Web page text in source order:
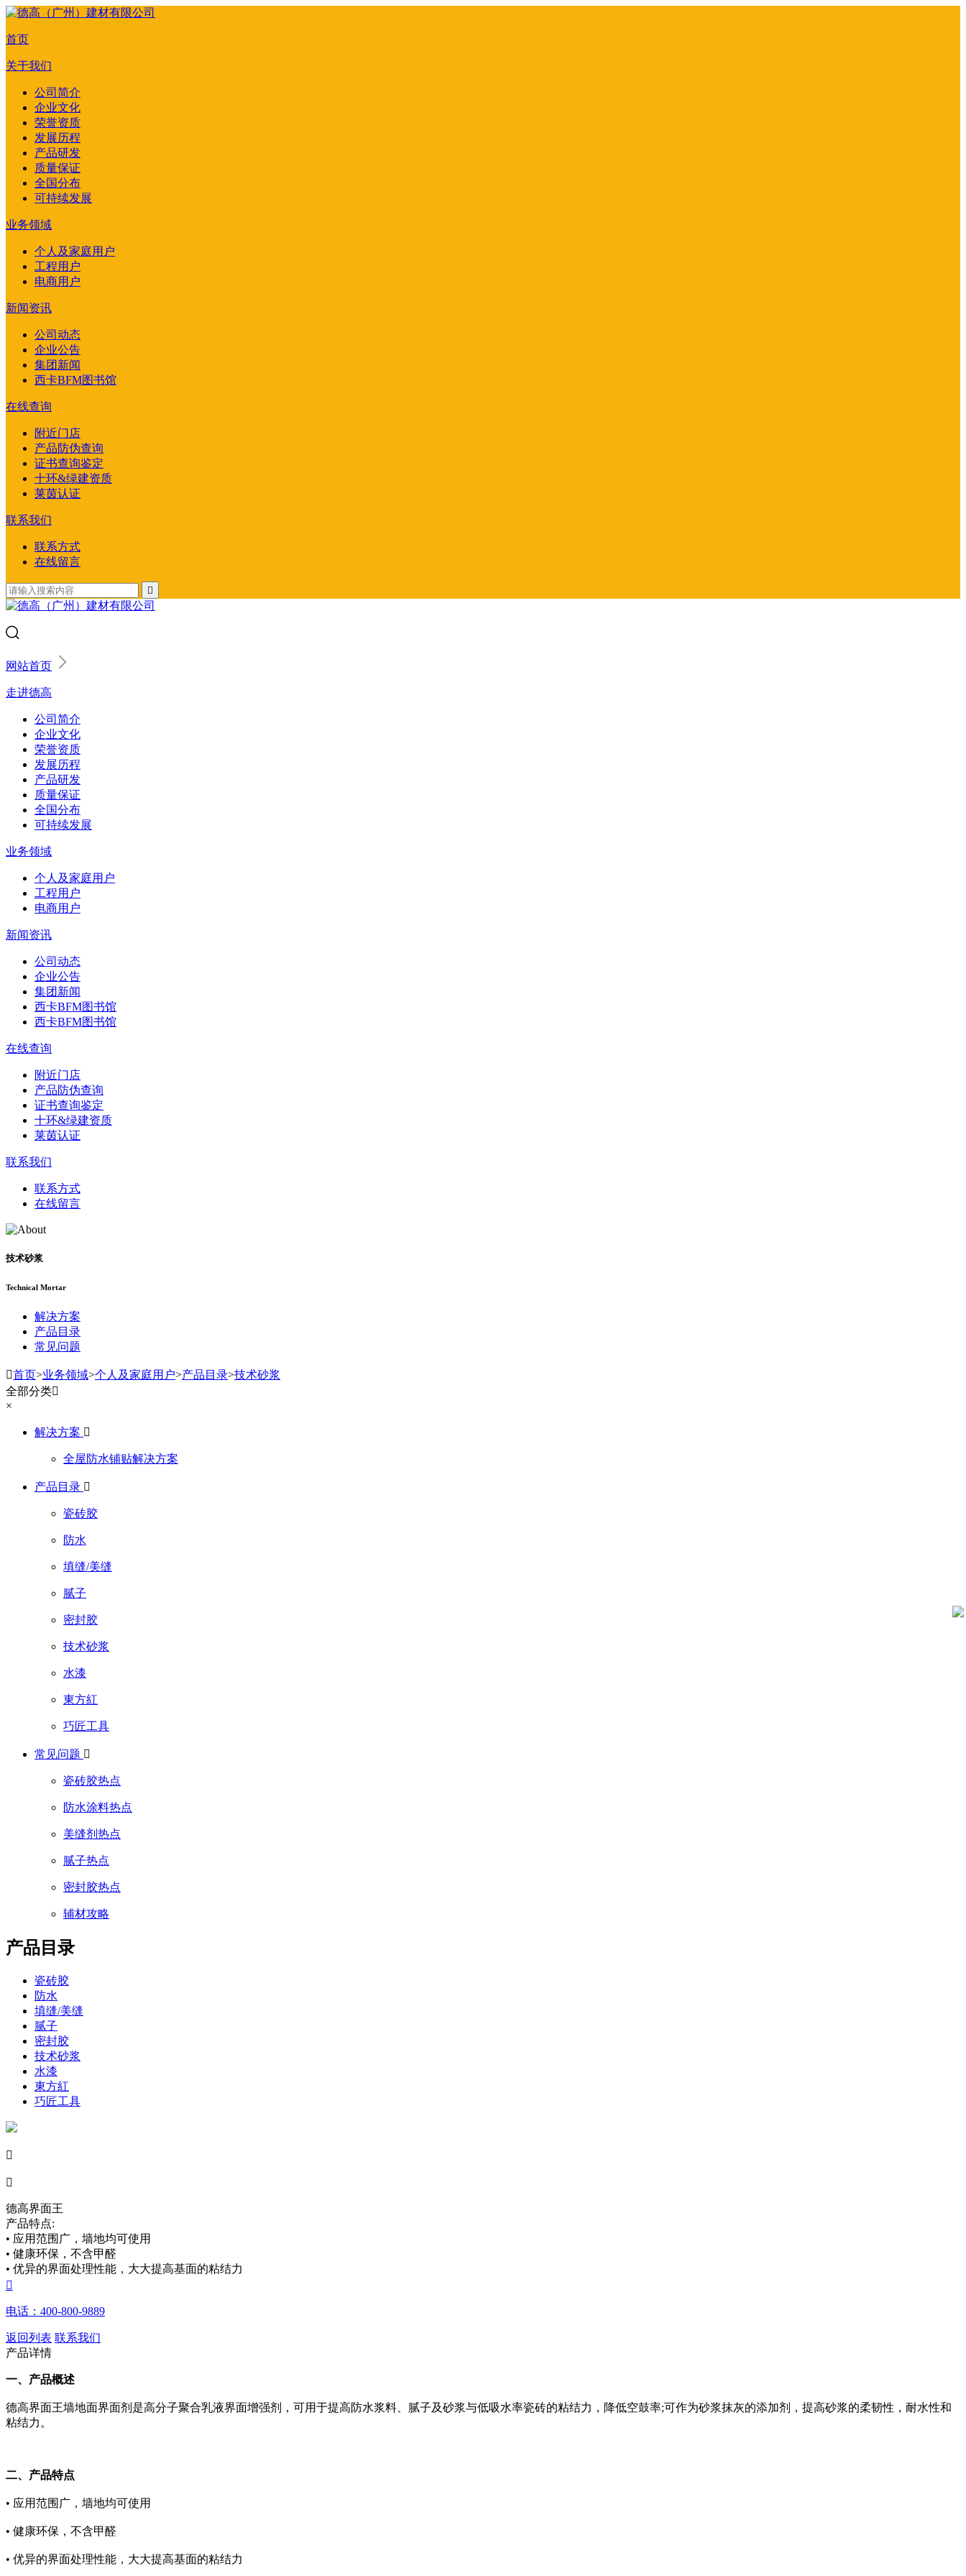
首页
关于我们
公司简介
企业文化
荣誉资质
发展历程
产品研发
质量保证
全国分布
可持续发展
业务领域
个人及家庭用户
工程用户
电商用户
新闻资讯
公司动态
企业公告
集团新闻
西卡BFM图书馆
在线查询
附近门店
产品防伪查询
证书查询鉴定
十环&绿建资质
莱茵认证
联系我们
联系方式
在线留言

网站首页
走进德高
公司简介
企业文化
荣誉资质
发展历程
产品研发
质量保证
全国分布
可持续发展
业务领域
个人及家庭用户
工程用户
电商用户
新闻资讯
公司动态
企业公告
集团新闻
西卡BFM图书馆
西卡BFM图书馆
在线查询
附近门店
产品防伪查询
证书查询鉴定
十环&绿建资质
莱茵认证
联系我们
联系方式
在线留言
技术砂浆
Technical Mortar
解决方案
产品目录
常见问题
首页>业务领域>个人及家庭用户>产品目录>技术砂浆
全部分类
×
解决方案 
全屋防水铺贴解决方案
产品目录 
瓷砖胶
防水
填缝/美缝
腻子
密封胶
技术砂浆
水漆
東方紅
巧匠工具
常见问题 
瓷砖胶热点
防水涂料热点
美缝剂热点
腻子热点
密封胶热点
辅材攻略
产品目录
瓷砖胶
防水
填缝/美缝
腻子
密封胶
技术砂浆
水漆
東方紅
巧匠工具


德高界面王
产品特点:
• 应用范围广，墙地均可使用
• 健康环保，不含甲醛
• 优异的界面处理性能，大大提高基面的粘结力

电话：400-800-9889
返回列表 联系我们
产品详情
一、产品概述
德高界面王墙地面界面剂是高分子聚合乳液界面增强剂，可用于提高防水浆料、腻子及砂浆与低吸水率瓷砖的粘结力，降低空鼓率;可作为砂浆抹灰的添加剂，提高砂浆的柔韧性，耐水性和
粘结力。
二、产品特点
• 应用范围广，墙地均可使用
• 健康环保，不含甲醛
• 优异的界面处理性能，大大提高基面的粘结力